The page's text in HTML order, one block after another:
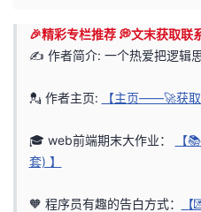
主
的
者
我
我
发
者
Programs
的
支
🎉精彩专栏推荐 💭文末获取联
✍️ 作者简介: 一个热爱把逻辑
💂 作者主页: 【主页——🚀获取
🎓 web前端期末大作业：
【
套) 】
🧡 程序员有趣的告白方式：